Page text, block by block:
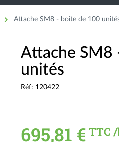
Attache SM8 - boîte de 100
Attache SM8
unités
Réf: 120422
695,81 € TTC